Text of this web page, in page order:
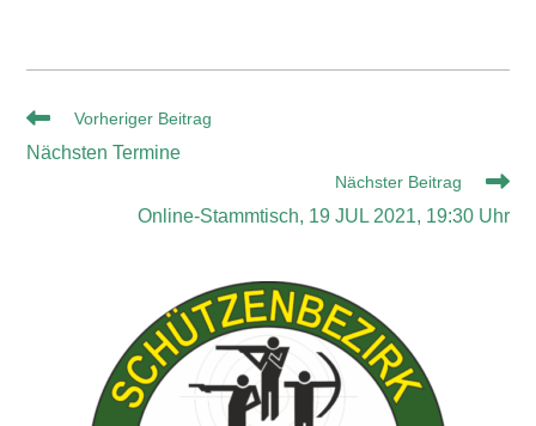
Vorheriger Beitrag
Nächsten Termine
Nächster Beitrag
Online-Stammtisch, 19 JUL 2021, 19:30 Uhr